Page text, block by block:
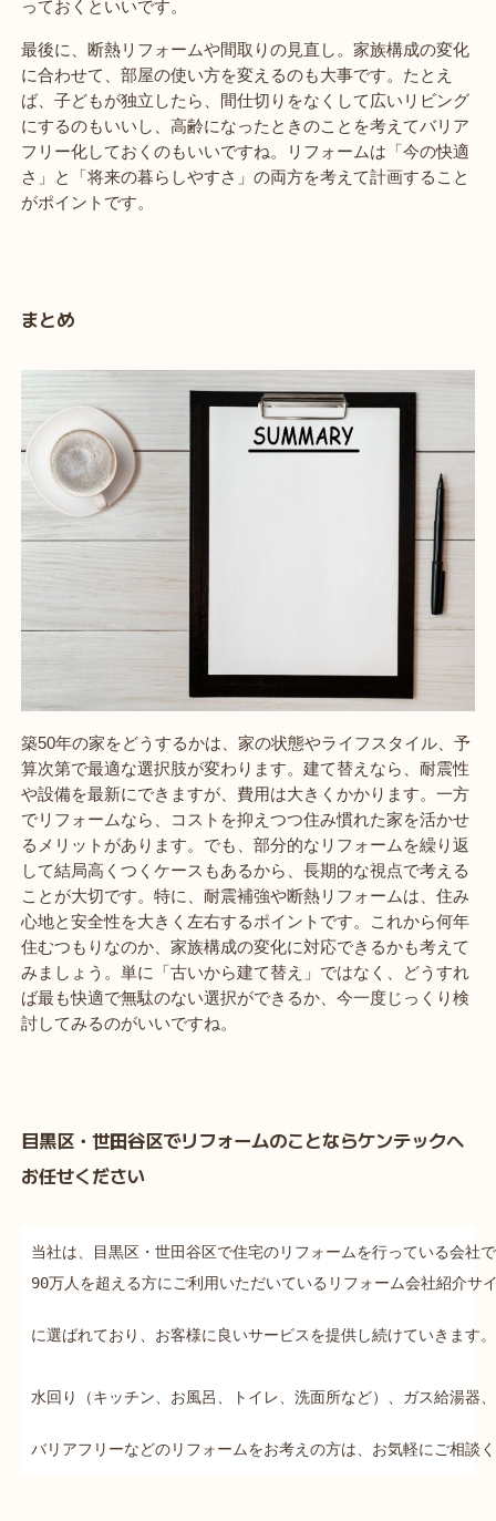
っておくといいです。
最後に、断熱リフォームや間取りの見直し。家族構成の変化
に合わせて、部屋の使い方を変えるのも大事です。たとえ
ば、子どもが独立したら、間仕切りをなくして広いリビング
にするのもいいし、高齢になったときのことを考えてバリア
フリー化しておくのもいいですね。リフォームは「今の快適
さ」と「将来の暮らしやすさ」の両方を考えて計画すること
がポイントです。
まとめ
築50年の家をどうするかは、家の状態やライフスタイル、予
算次第で最適な選択肢が変わります。建て替えなら、耐震性
や設備を最新にできますが、費用は大きくかかります。一方
でリフォームなら、コストを抑えつつ住み慣れた家を活かせ
るメリットがあります。でも、部分的なリフォームを繰り返
して結局高くつくケースもあるから、長期的な視点で考える
ことが大切です。特に、耐震補強や断熱リフォームは、住み
心地と安全性を大きく左右するポイントです。これから何年
住むつもりなのか、家族構成の変化に対応できるかも考えて
みましょう。単に「古いから建て替え」ではなく、どうすれ
ば最も快適で無駄のない選択ができるか、今一度じっくり検
討してみるのがいいですね。
目黒区・世田谷区でリフォームのことならケンテックへ
お任せください
当社は、目黒区・世田谷区で住宅のリフォームを行っている会社
90万人を超える方にご利用いただいているリフォーム会社紹介サ
に選ばれており、お客様に良いサービスを提供し続けていきます。
水回り（キッチン、お風呂、トイレ、洗面所など）、ガス給湯
バリアフリーなどのリフォームをお考えの方は、お気軽にご相談